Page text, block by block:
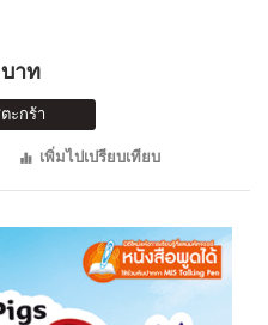
าท
ะกร้า
เพิ่มไปเปรียบเทียบ